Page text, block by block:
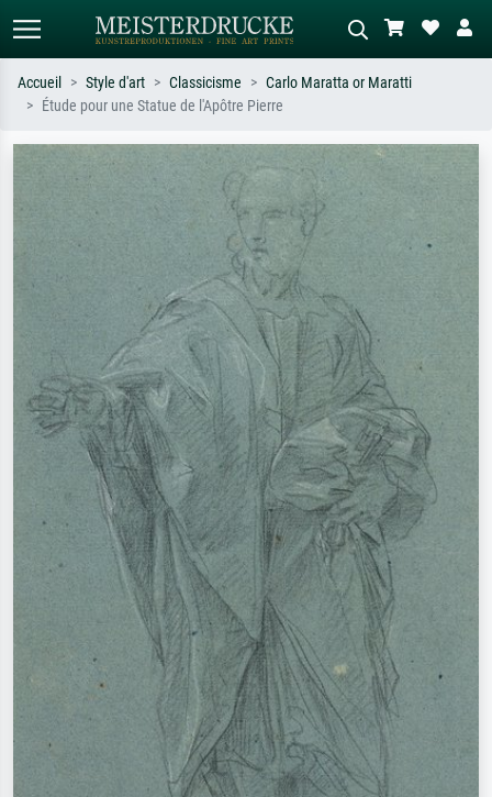
Recherchez par artiste, titre ou style –
ex. Monet, Nuit étoilée,
impressionnisme, vague de Hokusai,
Décrivez la scène – ex. prairie verte,
abstrait avec beaucoup de rouge,
tableau sombre, nu debout près d'un
Accueil Style d'art Classicisme
Carlo Maratta or Maratti
Étude pour une Statue de l'Apôtre Pierre